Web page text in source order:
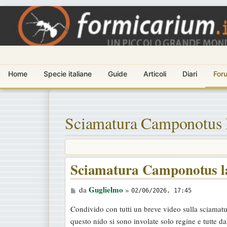
Home Specie italiane Guide Articoli Diari
Sciamatura
Sciamatura Camponotus
M
s
da Guglielmo » 02/06/2026, 17:45
Condivido con tutti un breve video sulla
questo nido si sono involate solo regine e tutte